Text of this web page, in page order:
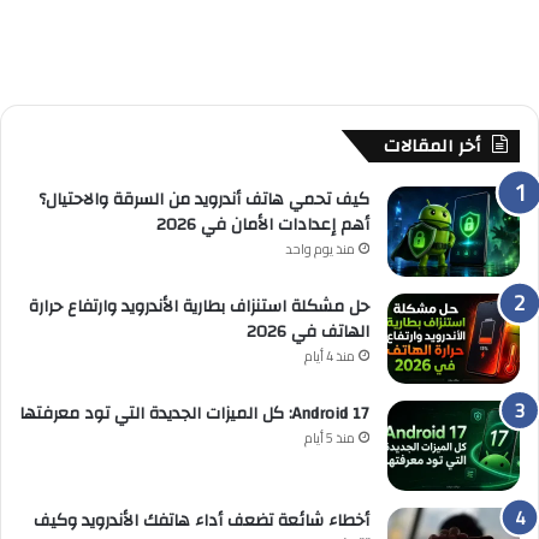
أخر المقالات
كيف تحمي هاتف أندرويد من السرقة والاحتيال؟
أهم إعدادات الأمان في 2026
منذ يوم واحد
حل مشكلة استنزاف بطارية الأندرويد وارتفاع حرارة
الهاتف في 2026
منذ 4 أيام
Android 17: كل الميزات الجديدة التي تود معرفتها
منذ 5 أيام
أخطاء شائعة تضعف أداء هاتفك الأندرويد وكيف